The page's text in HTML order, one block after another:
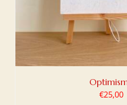
€25,00